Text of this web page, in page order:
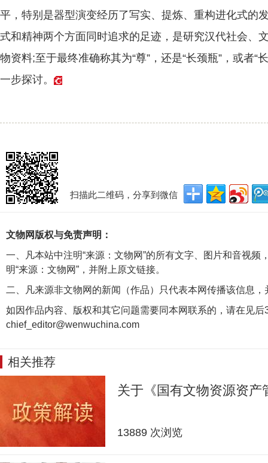
平，特别是器型演变经历了写实、提炼、重构进化式的
式和精神两个方面同时追求的足迹，是研究汉代社会、
物资料;至于最终准确称其为“尊”，还是“长颈瓶”，或者“
一步探讨。
扫描此二维码，分享到微信
文物网版权与免责声明：
一、凡本站中注明“来源：文物网”的所有文字、图片和音视
明“来源：文物网”，并附上原文链接。
二、凡来源非文物网的新闻（作品）只代表本网传播该信息
如因作品内容、版权和其它问题需要同本网联系的，请在见后
chief_editor@wenwuchina.com
相关推荐
关于《国有文物资源资
13889 次浏览